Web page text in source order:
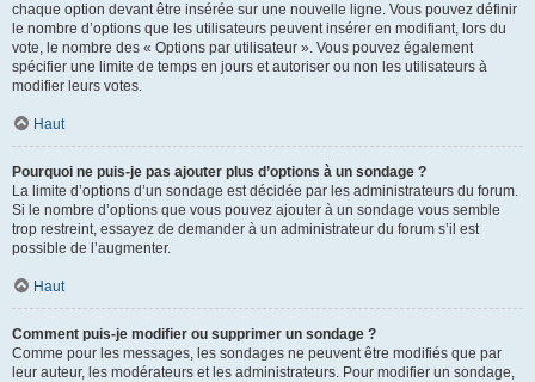
chaque option devant être insérée sur une nouvelle ligne. Vous pouvez définir
le nombre d’options que les utilisateurs peuvent insérer en modifiant, lors du
vote, le nombre des « Options par utilisateur ». Vous pouvez également
spécifier une limite de temps en jours et autoriser ou non les utilisateurs à
modifier leurs votes.
Haut
Pourquoi ne puis-je pas ajouter plus d’options à un sondage ?
La limite d’options d’un sondage est décidée par les administrateurs du forum.
Si le nombre d’options que vous pouvez ajouter à un sondage vous semble
trop restreint, essayez de demander à un administrateur du forum s’il est
possible de l’augmenter.
Haut
Comment puis-je modifier ou supprimer un sondage ?
Comme pour les messages, les sondages ne peuvent être modifiés que par
leur auteur, les modérateurs et les administrateurs. Pour modifier un sondage,